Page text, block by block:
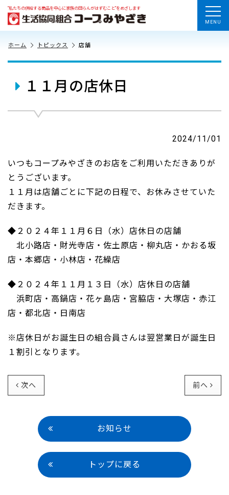
“私たちの供給する商品を中心に家族の団らんがはずむこと”をめざします
MENU
ホーム トピックス 店舗
１１月の店休日
2024/11/01
いつもコープみやざきのお店をご利用いただきありが
とうございます。
１１月は店舗ごとに下記の日程で、お休みさせていた
だきます。
◆２０２４年１１月６日（水）店休日の店舗
北小路店・財光寺店・佐土原店・柳丸店・かおる坂
店・本郷店・小林店・花繰店
◆２０２４年１１月１３日（水）店休日の店舗
浜町店・高鍋店・花ヶ島店・宮脇店・大塚店・赤江
店・都北店・日南店
※店休日がお誕生日の組合員さんは翌営業日が誕生日
１割引となります。
次へ 前へ
お知らせ
トップに戻る